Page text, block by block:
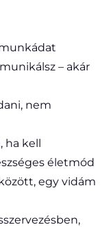
– akár
nem
ha kell
életmód
egy vidám